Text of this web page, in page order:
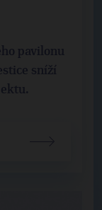
pavilonu
sníží